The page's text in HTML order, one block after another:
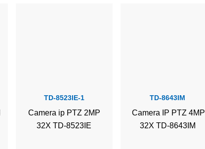
TD-8523IE-1
Camera ip PTZ 2MP
32X TD-8523IE
TD-8643IM
Camera IP PTZ 4MP
32X TD-8643IM